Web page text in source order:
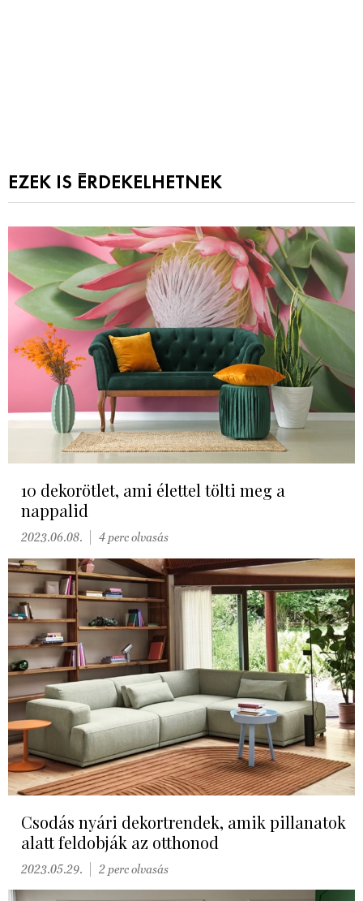
EZEK IS ÉRDEKELHETNEK
10 dekorötlet, ami élettel tölti meg a
nappalid
2023.06.08. 4 perc olvasás
Csodás nyári dekortrendek, amik pillanatok
alatt feldobják az otthonod
2023.05.29. 2 perc olvasás